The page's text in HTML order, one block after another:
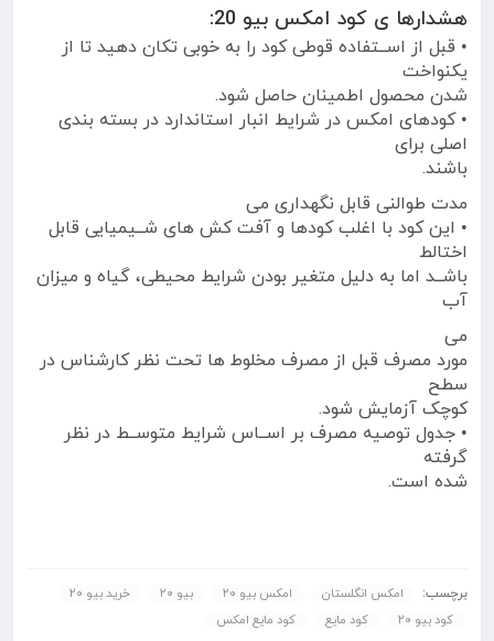
هشدارها ی کود امکس بیو 20:
• قبل از اســتفاده قوطی کود را به خوبی تکان دهید تا از
یکنواخت
شدن محصول اطمینان حاصل شود.
• کودهای امکس در شرایط انبار استاندارد در بسته بندی
اصلی برای
باشند.
مدت طوالنی قابل نگهداری می
• این کود با اغلب کودها و آفت کش های شــیمیایی قابل
اختالط
باشــد اما به دلیل متغیر بودن شرایط محیطی، گیاه و میزان
آب
می
مورد مصرف قبل از مصرف مخلوط ها تحت نظر کارشناس در
سطح
کوچک آزمایش شود.
• جدول توصیه مصرف بر اســاس شرایط متوســط در نظر
گرفته
شده است.
برچسب: امکس انگلستان امکس بیو ۲۰ بیو ۲۰
خرید بیو ۲۰
کود بیو ۲۰
کود مایع کود مایع امکس